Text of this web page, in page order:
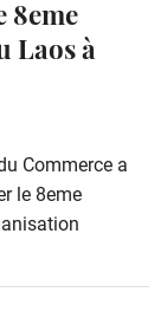
8eme
Laos à
Commerce a
le 8eme